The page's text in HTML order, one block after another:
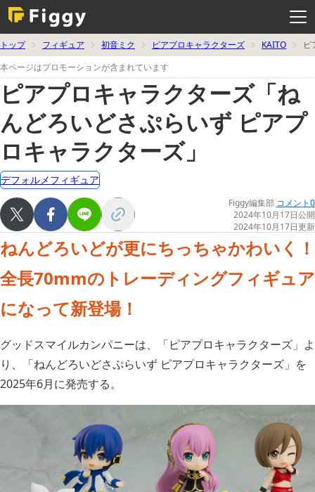
ー
を
開
く
トップ フィギュア 初音ミク ピアプロキャラクターズ KAITO
ピ
本ページはプロモーションが含まれています
ピアプロキャラクターズ「ね
んどろいどさぷらいず ピアプ
ロキャラクターズ」
デフォルメフィギュア
Figgy編集部 コメント0
2024年10月17日公開
2024年10月17日更新
ねんどろいどが更にちっちゃかわいく！
全長70mmのトレーディングフィギュア
になって新登場！
グッドスマイルカンパニーは、「ピアプロキャラクターズ」よ
り、「ねんどろいどさぷらいず ピアプロキャラクターズ」を
2025年6月に発売する。